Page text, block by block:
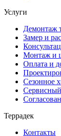
Услуги
Демонтаж
Замер и
Монтаж и
Оплата и
Сезонное
Террадек
Контакты